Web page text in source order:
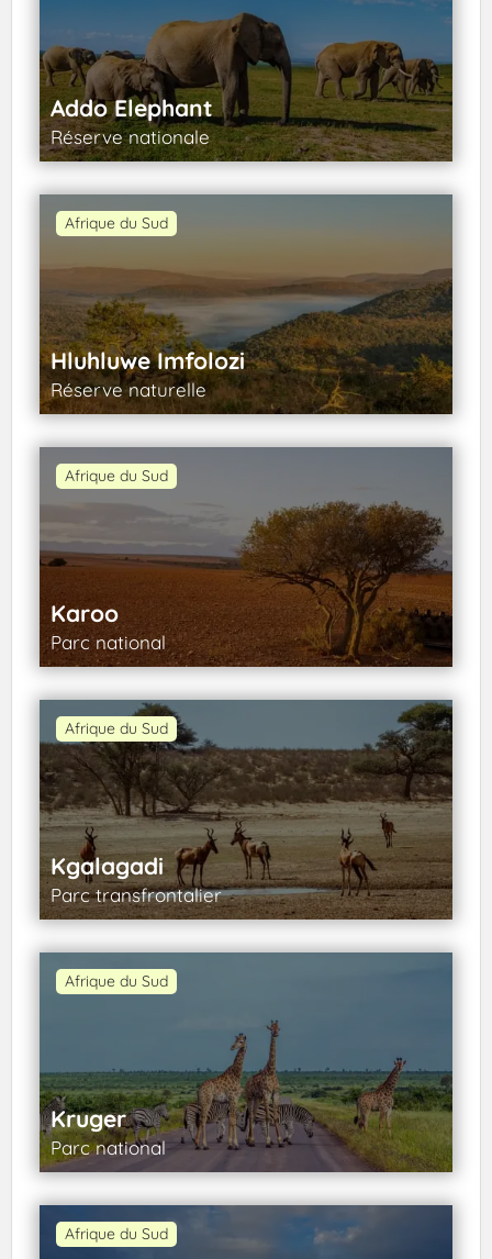
Addo Elephant
Réserve nationale
Afrique du Sud
Hluhluwe Imfolozi
Réserve naturelle
Afrique du Sud
Karoo
Parc national
Afrique du Sud
Kgalagadi
Parc transfrontalier
Afrique du Sud
Kruger
Parc national
Afrique du Sud